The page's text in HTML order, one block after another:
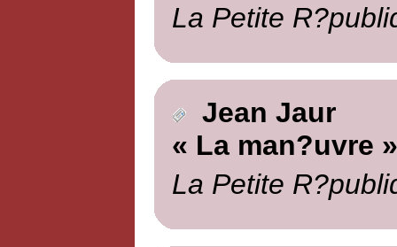
La Petite
Jean Jaur
« La man?uvre »
La Petite